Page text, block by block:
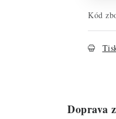
Kód
Doprava